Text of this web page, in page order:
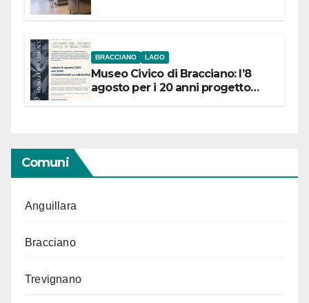
BRACCIANO LAGO
Museo Civico di Bracciano: l’8
agosto per i 20 anni progetto
Comuni
Anguillara
Bracciano
Trevignano